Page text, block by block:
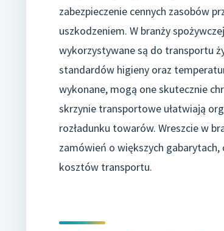
zabezpieczenie cennych zasobów
uszkodzeniem. W branży
wykorzystywane są do transportu
standardów higieny oraz
wykonane, mogą one skutecznie
skrzynie transportowe ułatwiają
rozładunku towarów. Wreszcie w
zamówień o większych
kosztów transportu.